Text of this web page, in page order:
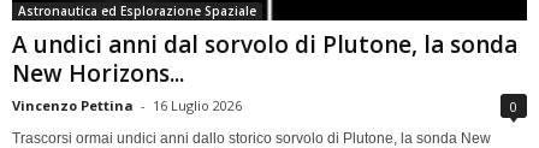
Astronautica ed Esplorazione Spaziale
A undici anni dal sorvolo di Plutone, la sonda
New Horizons...
Vincenzo Pettina - 16 Luglio 2026 0
Trascorsi ormai undici anni dallo storico sorvolo di Plutone, la sonda New